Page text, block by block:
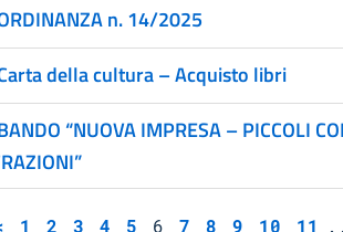
n. 14/2025
della cultura – Acquisto libri
“NUOVA IMPRESA – PICCOLI
1 2 3 4 5 6 7 8 9 10 11